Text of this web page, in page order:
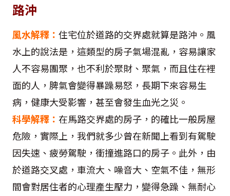
路沖
風水解釋： 住宅位於道路的交界處就算是路沖。風
水上的說法是，這類型的房子氣場混亂，容易讓家
人不容易團聚，也不利於聚財、聚氣，而且住在裡
面的人，脾氣會變得暴躁易怒，長期下來容易生
病，健康大受影響，甚至會發生血光之災。
科學解釋： 在馬路交界處的房子，的確比一般房屋
危險，實際上，我們就多少曾在新聞上看到有駕駛
因失速、疲勞駕駛，衝撞進路口的房子。此外，由
於道路交叉處，車流大、噪音大、空氣不佳，無形
間會對居住者的心理產生壓力，變得急躁、無耐心